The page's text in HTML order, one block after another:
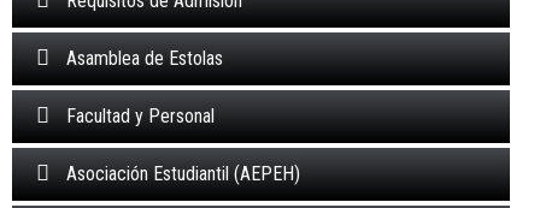
Asamblea de Estolas
Facultad y Personal
Asociación Estudiantil (AEPEH)